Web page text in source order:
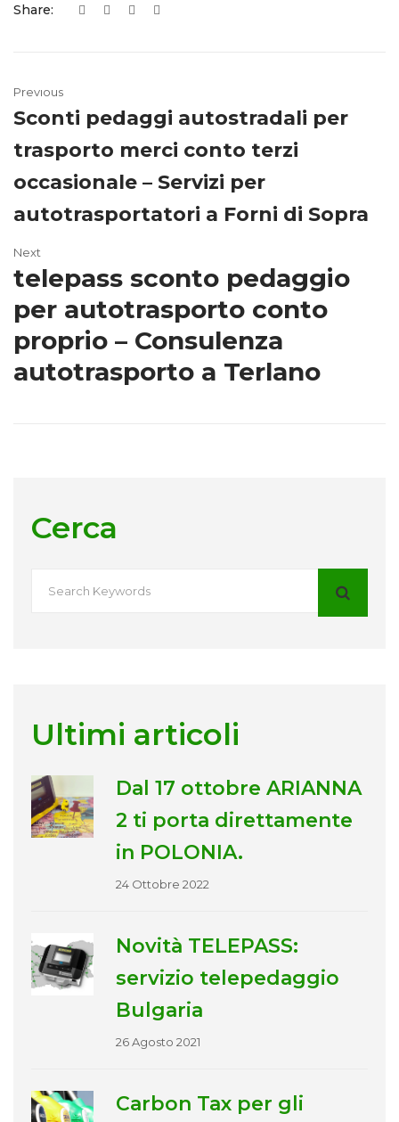
Share:
Previous
Sconti pedaggi autostradali per
trasporto merci conto terzi
occasionale – Servizi per
autotrasportatori a Forni di Sopra
Next
telepass sconto pedaggio
per autotrasporto conto
proprio – Consulenza
autotrasporto a Terlano
Cerca
Ultimi articoli
Dal 17 ottobre ARIANNA
2 ti porta direttamente
in POLONIA.
24 Ottobre 2022
Novità TELEPASS:
servizio telepedaggio
Bulgaria
26 Agosto 2021
Carbon Tax per gli